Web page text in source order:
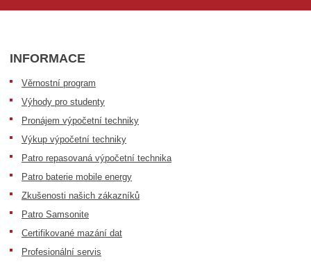
INFORMACE
Věrnostní program
Výhody pro studenty
Pronájem výpočetní techniky
Výkup výpočetní techniky
Patro repasovaná výpočetní technika
Patro baterie mobile energy
Zkušenosti našich zákazníků
Patro Samsonite
Certifikované mazání dat
Profesionální servis